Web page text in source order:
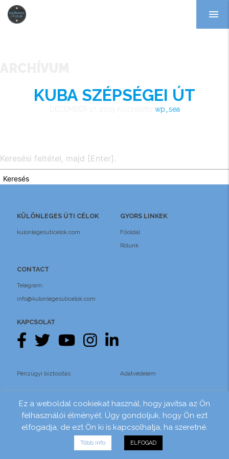
menu
KUBA SZÉPSÉGEI ÚT
wp_sea
Keresés
KÜLÖNLEGES ÚTI CÉLOK
kulonlegesuticelok.com
GYORS LINKEK
Főoldal
Rólunk
CONTACT
Telegram:
info@kulonlegesuticelok.com
KAPCSOLAT
Pénzügyi biztosítás Adatvédelem
Ez a weboldal cookiekat használ, hogy javítsa az Ön
felhasználói élményét. Úgy gondoljuk, hogy Ön ezt
elfogadja, de ezt Ön ki is kapcsolhatja, ha szeretné.
Több info ELFOGAD